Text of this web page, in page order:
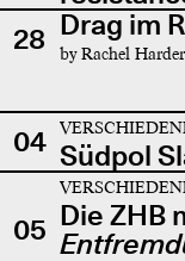
28 Drag im
by Rachel Harder
04 Südpol
05 Die ZHB